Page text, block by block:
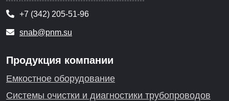
+7 (342) 205-51-96
snab@pnm.su
Продукция компании
Емкостное оборудование
Системы очистки и диагностики трубопроводов